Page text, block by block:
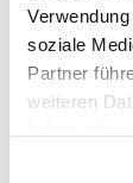
soziale
Partner
weiteren